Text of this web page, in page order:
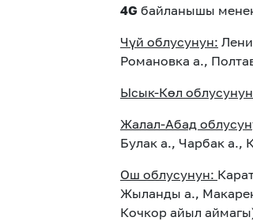
4G байланышы
Чүй облусунун:
Романовка а.,
Ысык-Көл
Жалал-Абад
Булак а., Чарбак а.,
Ош облусунун:
Жыланды а.,
Кочкор айыл